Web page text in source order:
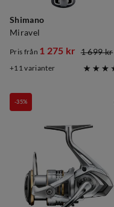
Shimano
Miravel
discounted
Pris från 1 275 kr
original
1 699 kr
11 varianter
-35%